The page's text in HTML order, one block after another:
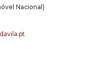
Nacional)